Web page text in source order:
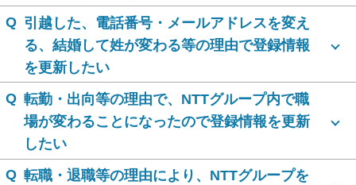
Q 引越した、電話番号・メールアドレスを変え
る、結婚して姓が変わる等の理由で登録情報
を更新したい
Q 転勤・出向等の理由で、NTTグループ内で職
場が変わることになったので登録情報を更新
したい
Q 転職・退職等の理由により、NTTグループを